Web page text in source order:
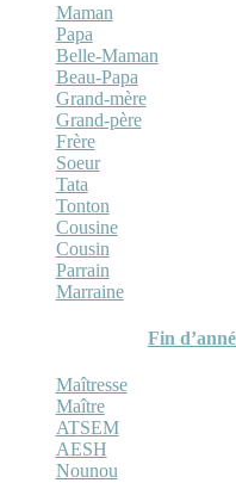
Maman
Papa
Belle-Maman
Beau-Papa
Grand-mère
Grand-père
Frère
Soeur
Tata
Tonton
Cousine
Cousin
Parrain
Marraine
Fin
Maîtresse
Maître
ATSEM
AESH
Nounou